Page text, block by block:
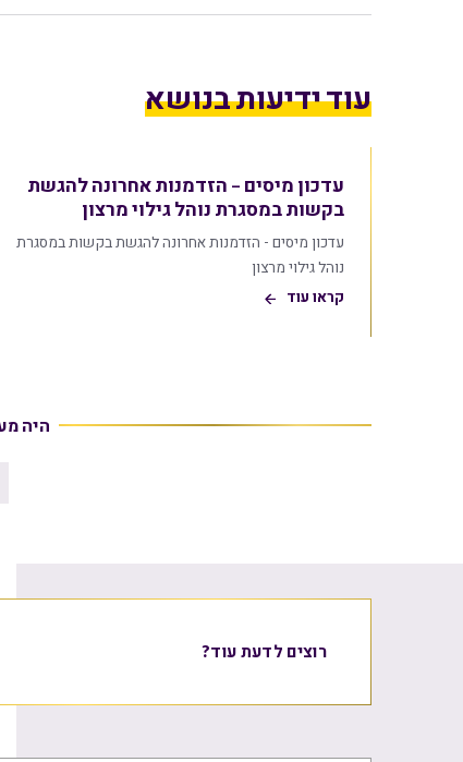
עוד ידיעות בנושא
עדכון מיסים – הזדמנות אחרונה להגשת
בקשות במסגרת נוהל גילוי מרצון
עדכון מיסים - הזדמנות אחרונה להגשת בקשות במסגרת
נוהל גילוי מרצון
קראו עוד
היה
רוצים לדעת עוד?